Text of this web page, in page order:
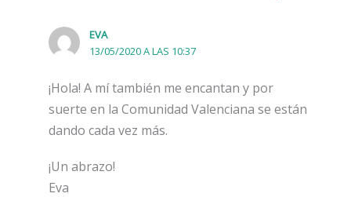
EVA
13/05/2020 A LAS 10:37
¡Hola! A mí también me encantan y por
suerte en la Comunidad Valenciana se están
dando cada vez más.
¡Un abrazo!
Eva